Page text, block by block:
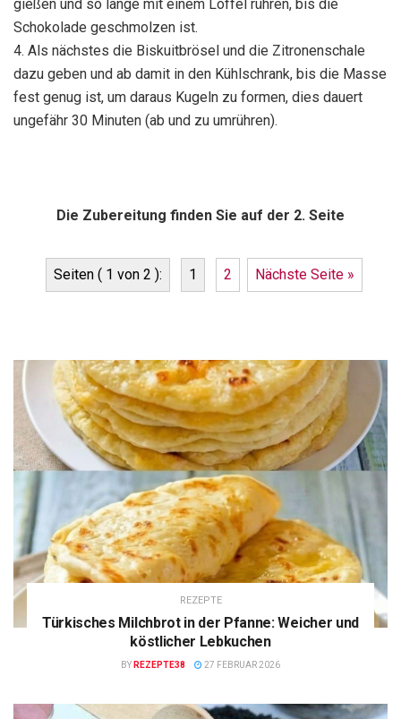
gießen und so lange mit einem Löffel rühren, bis die
Schokolade geschmolzen ist.
4. Als nächstes die Biskuitbrösel und die Zitronenschale
dazu geben und ab damit in den Kühlschrank, bis die Masse
fest genug ist, um daraus Kugeln zu formen, dies dauert
ungefähr 30 Minuten (ab und zu umrühren).
Die Zubereitung finden Sie auf der 2. Seite
Seiten ( 1 von 2 ): 1 2 Nächste Seite »
REZEPTE
Türkisches Milchbrot in der Pfanne: Weicher und
köstlicher Lebkuchen
BY REZEPTE38 27 FEBRUAR 2026